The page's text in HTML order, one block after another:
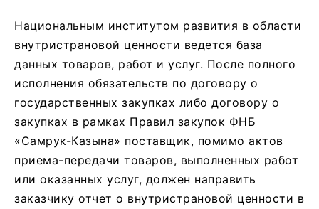
Национальным институтом развития в области
внутристрановой ценности ведется база
данных товаров, работ и услуг. После полного
исполнения обязательств по договору о
государственных закупках либо договору о
закупках в рамках Правил закупок ФНБ
«Самрук-Казына» поставщик, помимо актов
приема-передачи товаров, выполненных работ
или оказанных услуг, должен направить
заказчику отчет о внутристрановой ценности в